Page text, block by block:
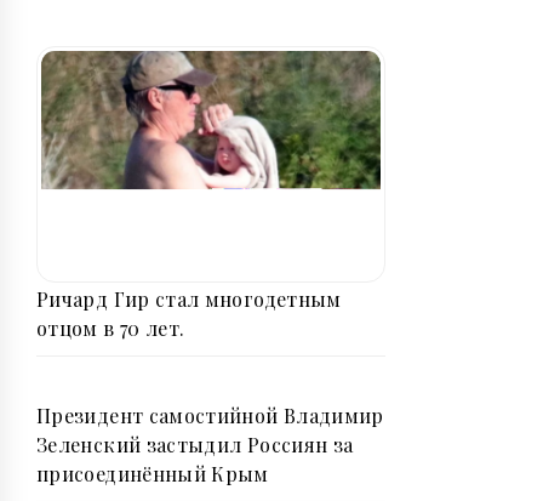
Ричард Гир стал многодетным
отцом в 70 лет.
Президент самостийной Владимир
Зеленский застыдил Россиян за
присоединённый Крым